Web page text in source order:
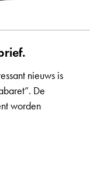
nieuws is
De
worden